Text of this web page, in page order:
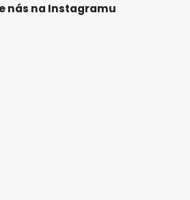
nás na Instagramu